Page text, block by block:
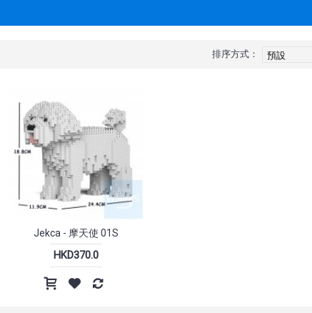
排序方式：
Jekca - 摩天使 01S
HKD370.0